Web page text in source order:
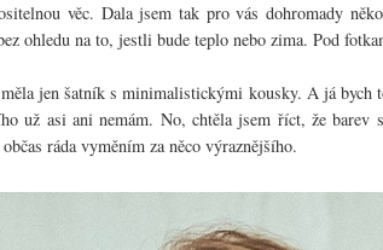
věc. Dala jsem tak pro vás dohromady
ohledu na to, jestli bude teplo nebo zima. Pod
jen šatník s minimalistickými kousky. A já
už asi ani nemám. No, chtěla jsem říct, že barev
ráda vyměním za něco výraznějšího.